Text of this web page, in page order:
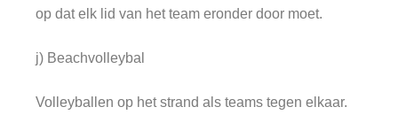
op dat elk lid van het team eronder door moet.
j) Beachvolleybal
Volleyballen op het strand als teams tegen elkaar.